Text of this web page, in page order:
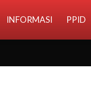
INFORMASI PPID